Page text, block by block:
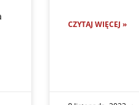
CZYTAJ WIĘCEJ »